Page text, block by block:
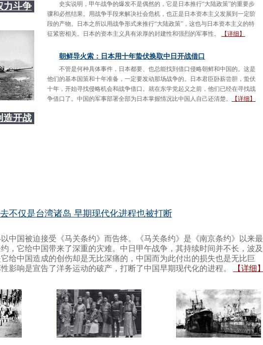
力斗争
造开战
史实说明，甲午战争的爆发不是偶然的，它是日本推行“大陆政策”的重要步
骤和必然结果。用战争手段来解决社会危机，也正是日本资本主义发展到一定阶
段的产物。日本之所以用战争形式来推行“大陆政策”，这也与日本资本主义的特
征紧密相关。日本的资本主义具有浓厚的封建性和强烈的军事性。
【详细】
朝鲜导火索：日本用十年蛰伏换取中日开战借口
不管是何种具体事件，日本都要、也总能找到借口侵略朝鲜和中国的。这是
他们的基本国策和十年准备，一定要发动那场战争的。日本君臣卧薪尝胆，蛰伏
十年，开始寻找侵略机会和战争借口。就在东学党起义之前，他们已经在寻找战
争借口了。中国的军事部署全部为日本掌握情况比中国人自己还清楚。
【详细】
不仅是台湾诸岛 早期现代化进程也被打断
中国被迫接受《马关条约》而告终。《马关条约》是《南京条约》以来最
，它给中国带来了深重的灾难。中日甲午战争，其持续时间并不长，波及
给中国造成的创伤却是无比深痛的，中国而为此付出的损失也是无比巨
影响是宣告了洋务运动的破产，打断了中国早期现代化的进程。
【详细】